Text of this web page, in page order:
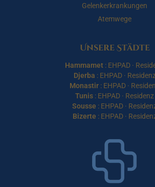
Gelenkerkrankungen
Atemwege
Unsere Städte
Hammamet : EHPAD ·
Djerba : EHPAD·
Monastir : EHPAD ·
Tunis : EHPAD · Residenz
Sousse : EHPAD ·
Bizerte : EHPAD·